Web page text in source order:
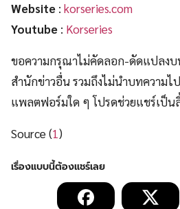
Website : korseries.com
Youtube : Korseries
ขอความกรุณาไม่คัดลอก-ดัดแปลงบ
สำนักข่าวอื่น รวมถึงไม่นำบทความไ
แพลตฟอร์มใด ๆ โปรดช่วยแชร์เป็
Source (1)